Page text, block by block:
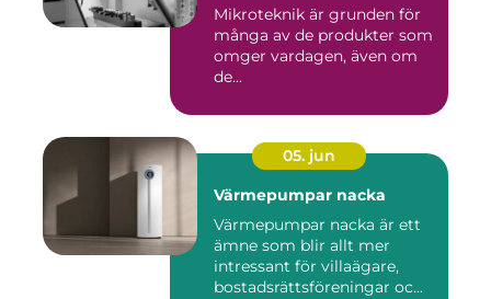
Mikroteknik är grunden för
många av de produkter som
omger vardagen, även om
de...
05. jun
Värmepumpar nacka
Värmepumpar nacka är ett
ämne som blir allt mer
intressant för villaägare,
bostadsrättsföreningar oc...